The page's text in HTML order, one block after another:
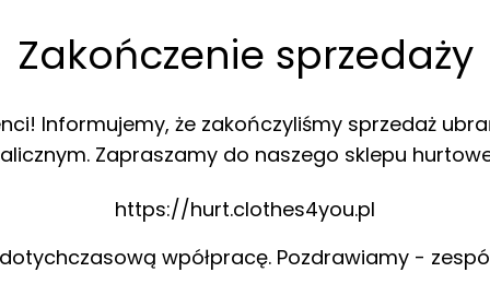
Zakończenie sprzedaży
Informujemy, że zakończyliśmy sprzedaż
Zapraszamy do naszego sklepu
https://hurt.clothes4you.pl
wpółpracę. Pozdrawiamy -